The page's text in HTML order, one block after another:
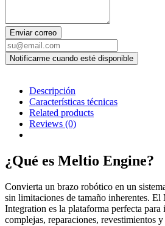
Enviar correo
Descripción
Características técnicas
Related products
Reviews (0)
¿Qué es Meltio Engine?
Convierta un brazo robótico en un
sin limitaciones de tamaño inherentes.
Integration es la plataforma perfecta
complejas, reparaciones, revestimientos